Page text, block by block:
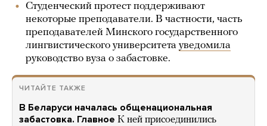
Студенческий протест поддерживают
некоторые преподаватели. В частности, часть
преподавателей Минского государственного
лингвистического университета уведомила
руководство вуза о забастовке.
ЧИТАЙТЕ ТАКЖЕ
В Беларуси началась общенациональная
забастовка. Главное К ней присоединились